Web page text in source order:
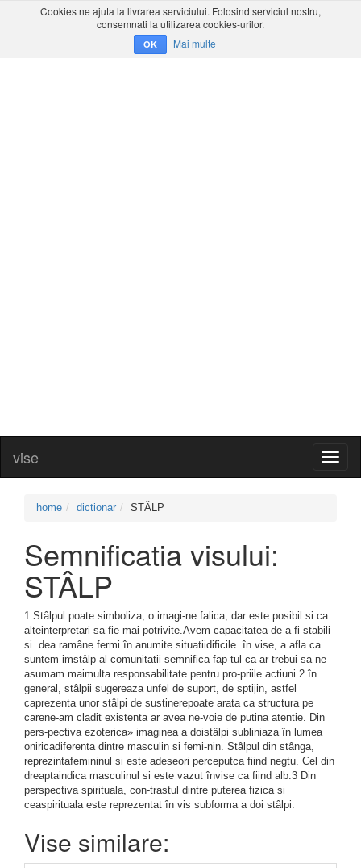
Cookies ne ajuta la livrarea serviciului. Folosind serviciul nostru,
consemnati la utilizarea cookies-urilor.
OK Mai multe
vise
home dictionar STÂLP
Semnificatia visului:
STÂLP
1 Stâlpul poate simboliza, o imagi-ne falica, dar este posibil si ca
alteinterpretari sa fie mai potrivite.Avem capacitatea de a fi stabili
si. dea ramâne fermi în anumite situatiidificile. în vise, a afla ca
suntem imstâlp al comunitatii semnifica fap-tul ca ar trebui sa ne
asumam maimulta responsabilitate pentru pro-priile actiuni.2 în
general, stâlpii sugereaza unfel de suport, de sptijin, astfel
caprezenta unor stâlpi de sustinerepoate arata ca structura pe
carene-am cladit existenta ar avea ne-voie de putina atentie. Din
pers-pectiva ezoterica» imaginea a doistâlpi subliniaza în lumea
oniricadiferenta dintre masculin si femi-nin. Stâlpul din stânga,
reprezintafemininul si este adeseori perceputca fiind negtu. Cel din
dreaptaindica masculinul si este vazut învise ca fiind alb.3 Din
perspectiva spirituala, con-trastul dintre puterea fizica si
ceaspirituala este reprezentat în vis subforma a doi stâlpi.
Vise similare: